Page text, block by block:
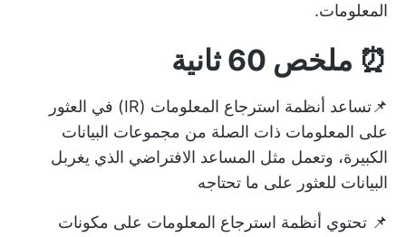
المعلومات.
⏰ ملخص 60 ثانية
📌تساعد أنظمة استرجاع المعلومات (IR) في العثور
على المعلومات ذات الصلة من مجموعات البيانات
الكبيرة، وتعمل مثل المساعد الافتراضي الذي يغربل
البيانات للعثور على ما تحتاجه
📌 تحتوي أنظمة استرجاع المعلومات على مكونات